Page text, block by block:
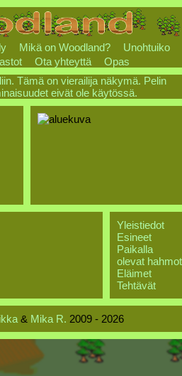
Mikä on Woodland?
Unohtuiko
Ota yhteyttä
Opas
Tämä on vierailija näkymä. Pelin
eivät ole käytössä.
Yleistiedot
Esineet
Paikalla
olevat hahmot
Eläimet
Tehtävät
& Mika R. 2009 - 2026